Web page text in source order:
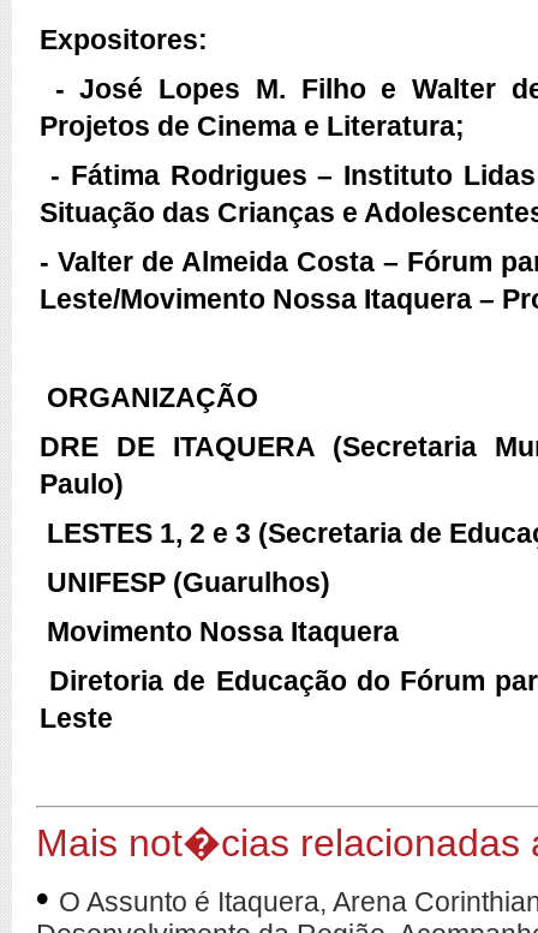
Expositores:
- José Lopes M. Filho e Walter
Projetos de Cinema e Literatura;
- Fátima Rodrigues – Instituto Lidas
Situação das Crianças e
- Valter de Almeida Costa – Fórum
Leste/Movimento Nossa Itaquera –
ORGANIZAÇÃO
DRE DE ITAQUERA (Secretaria
Paulo)
LESTES 1, 2 e 3 (Secretaria de
UNIFESP (Guarulhos)
Movimento Nossa Itaquera
Diretoria de Educação do Fórum
Leste
Mais not�cias relacionadas
• O Assunto é Itaquera, Arena